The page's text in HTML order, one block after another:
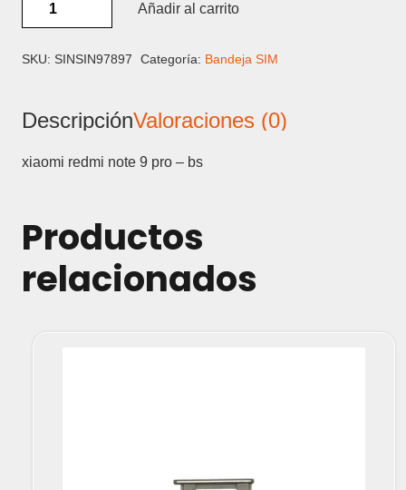
REDMI
9
BANDEJA
cantidad
Añadir al carrito
SKU: SINSIN97897 Categoría: Bandeja SIM
DescripciónValoraciones (0)
xiaomi redmi note 9 pro – bs
Productos
relacionados